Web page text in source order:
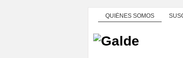
QUIÉNES SOMOS